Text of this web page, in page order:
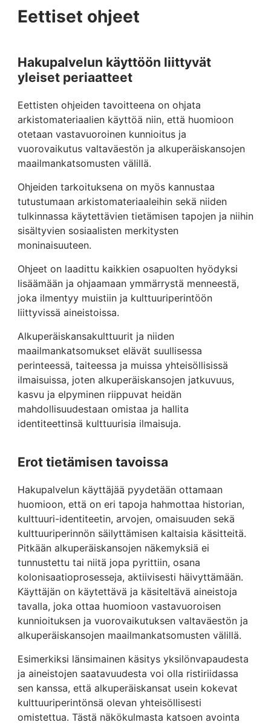
Eettiset ohjeet
Hakupalvelun käyttöön liittyvät
yleiset periaatteet
Eettisten ohjeiden tavoitteena on ohjata
arkistomateriaalien käyttöä niin, että huomioon
otetaan vastavuoroinen kunnioitus ja
vuorovaikutus valtaväestön ja alkuperäiskansojen
maailmankatsomusten välillä.
Ohjeiden tarkoituksena on myös kannustaa
tutustumaan arkistomateriaaleihin sekä niiden
tulkinnassa käytettävien tietämisen tapojen ja niihin
sisältyvien sosiaalisten merkitysten
moninaisuuteen.
Ohjeet on laadittu kaikkien osapuolten hyödyksi
lisäämään ja ohjaamaan ymmärrystä menneestä,
joka ilmentyy muistiin ja kulttuuriperintöön
liittyvissä aineistoissa.
Alkuperäiskansakulttuurit ja niiden
maailmankatsomukset elävät suullisessa
perinteessä, taiteessa ja muissa yhteisöllisissä
ilmaisuissa, joten alkuperäiskansojen jatkuvuus,
kasvu ja elpyminen riippuvat heidän
mahdollisuudestaan omistaa ja hallita
identiteettinsä kulttuurisia ilmaisuja.
Erot tietämisen tavoissa
Hakupalvelun käyttäjää pyydetään ottamaan
huomioon, että on eri tapoja hahmottaa historian,
kulttuuri-identiteetin, arvojen, omaisuuden sekä
kulttuuriperinnön säilyttämisen kaltaisia käsitteitä.
Pitkään alkuperäiskansojen näkemyksiä ei
tunnustettu tai niitä jopa pyrittiin, osana
kolonisaatioprosesseja, aktiivisesti häivyttämään.
Käyttäjän on käytettävä ja käsiteltävä aineistoja
tavalla, joka ottaa huomioon vastavuoroisen
kunnioituksen ja vuorovaikutuksen valtaväestön ja
alkuperäiskansojen maailmankatsomusten välillä.
Esimerkiksi länsimainen käsitys yksilönvapaudesta
ja aineistojen saatavuudesta voi olla ristiriidassa
sen kanssa, että alkuperäiskansat usein kokevat
kulttuuriperintönsä olevan yhteisöllisesti
omistettua. Tästä näkökulmasta katsoen avointa